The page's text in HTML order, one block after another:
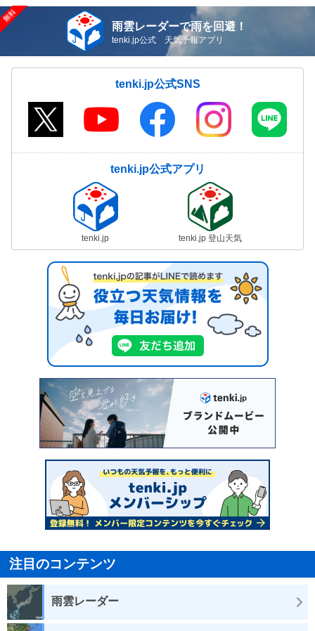
雨雲レーダーで雨を回避！
tenki.jp公式 天気予報アプリ
tenki.jp公式SNS
tenki.jp公式アプリ
tenki.jp tenki.jp 登山天気
注目のコンテンツ
雨雲レーダー